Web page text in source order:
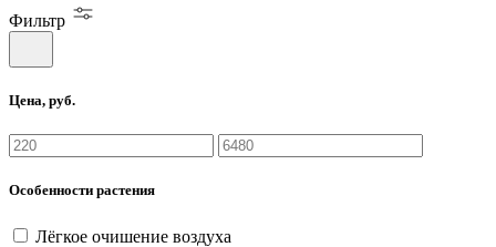
Фильтр
Цена, руб.
Особенности растения
Лёгкое очишение воздуха